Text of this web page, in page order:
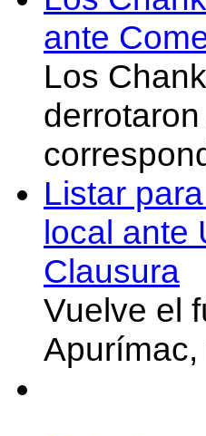
ante
Los
Listar
local ante
Clausura
Vuelve el